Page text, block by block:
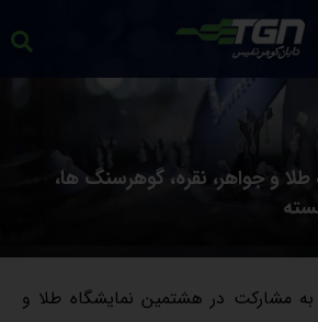
و جواهر، نقره، گوهرسنگ ها،
مشارکت در هشتمین نمایشگاه طلا و